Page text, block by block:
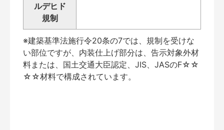
ルデヒド
規制
※建築基準法施行令20条の7では、規制を受けな
い部位ですが、内装仕上げ部分は、告示対象外材
料または、国土交通大臣認定、JIS、JASのF☆☆
☆☆材料で構成されています。